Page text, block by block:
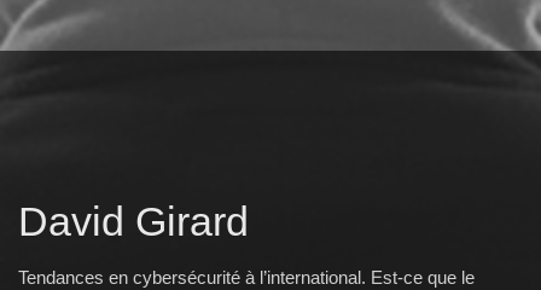
David Girard
Tendances en cybersécurité à l’international. Est-ce que le